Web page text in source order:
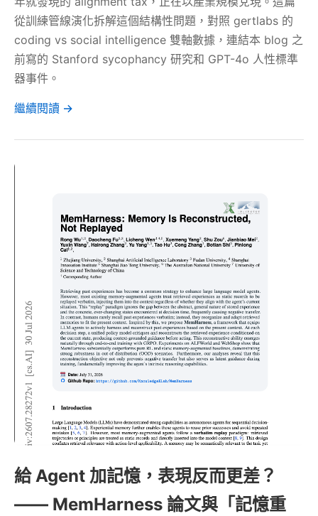
從訓練管線演化拆解這個結構性問題，對照 gertlabs 的
coding vs social intelligence 雙軸數據，連結本 blog 之
前寫的 Stanford sycophancy 研究和 GPT-4o 人性標準
器事件。
繼續閱讀 →
給 Agent 加記憶，表現反而更差？
—— MemHarness 論文與「記憶重